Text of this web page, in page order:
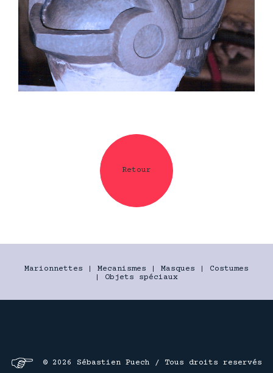
Retour
Marionnettes Mecanismes Masques
Costumes
Objets spéciaux
© 2026 Sébastien Puech / Tous droits reservés